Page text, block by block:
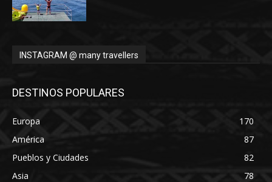
INSTAGRAM @ many travellers
DESTINOS POPULARES
Europa
170
América
87
Pueblos y Ciudades
82
Asia
78